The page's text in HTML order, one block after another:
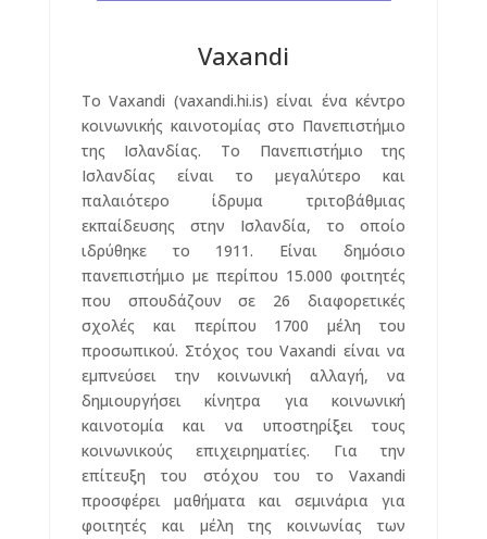
Vaxandi
Το Vaxandi (vaxandi.hi.is) είναι ένα κέντρο
κοινωνικής καινοτομίας στο Πανεπιστήμιο
της Ισλανδίας. Το Πανεπιστήμιο της
Ισλανδίας είναι το μεγαλύτερο και
παλαιότερο ίδρυμα τριτοβάθμιας
εκπαίδευσης στην Ισλανδία, το οποίο
ιδρύθηκε το 1911. Είναι δημόσιο
πανεπιστήμιο με περίπου 15.000 φοιτητές
που σπουδάζουν σε 26 διαφορετικές
σχολές και περίπου 1700 μέλη του
προσωπικού. Στόχος του Vaxandi είναι να
εμπνεύσει την κοινωνική αλλαγή, να
δημιουργήσει κίνητρα για κοινωνική
καινοτομία και να υποστηρίξει τους
κοινωνικούς επιχειρηματίες. Για την
επίτευξη του στόχου του το Vaxandi
προσφέρει μαθήματα και σεμινάρια για
φοιτητές και μέλη της κοινωνίας των